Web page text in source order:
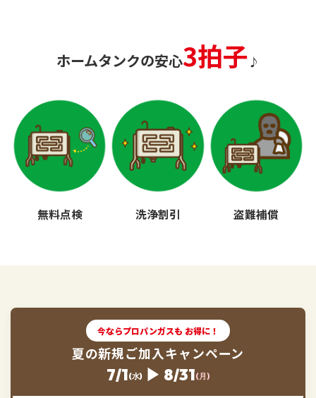
ホームタンクの安心3拍子 ♪
無料点検 洗浄割引 盗難補償
今ならプロパンガスも お得に！
夏の新規ご加入キャンペーン
7/1(水) ▶ 8/31(月)